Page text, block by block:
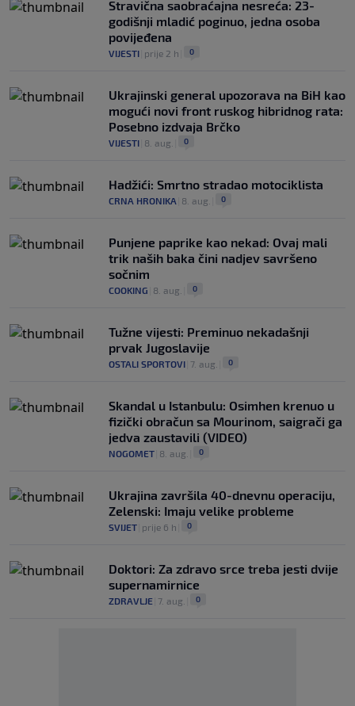
Stravična saobraćajna nesreća: 23-
godišnji mladić poginuo, jedna osoba
povijeđena
VIJESTI prije 2 h 0
Ukrajinski general upozorava na BiH kao
mogući novi front ruskog hibridnog rata:
Posebno izdvaja Brčko
VIJESTI 8. aug. 0
Hadžići: Smrtno stradao motociklista
CRNA HRONIKA 8. aug. 0
Punjene paprike kao nekad: Ovaj mali
trik naših baka čini nadjev savršeno
sočnim
COOKING 8. aug. 0
Tužne vijesti: Preminuo nekadašnji
prvak Jugoslavije
OSTALI SPORTOVI 7. aug. 0
Skandal u Istanbulu: Osimhen krenuo u
fizički obračun sa Mourinom, saigrači ga
jedva zaustavili (VIDEO)
NOGOMET 8. aug. 0
Ukrajina završila 40-dnevnu operaciju,
Zelenski: Imaju velike probleme
SVIJET prije 6 h 0
Doktori: Za zdravo srce treba jesti dvije
supernamirnice
ZDRAVLJE 7. aug. 0